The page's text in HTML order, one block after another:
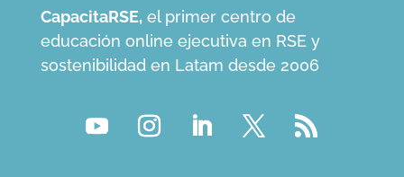
CapacitaRSE, el primer centro de
educación online ejecutiva en RSE y
sostenibilidad en Latam desde 2006